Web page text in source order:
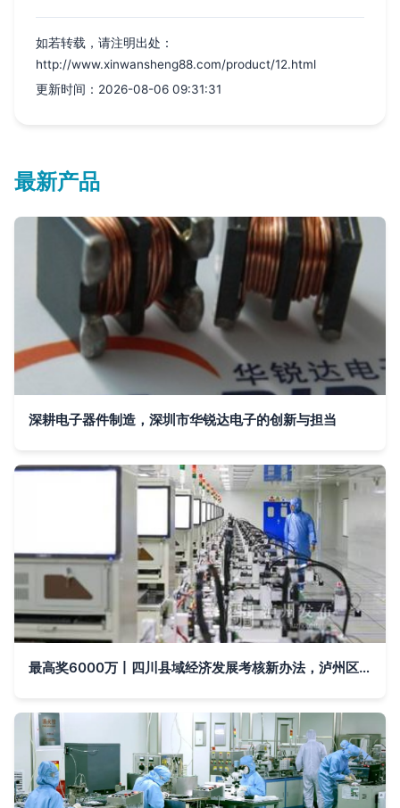
如若转载，请注明出处：
http://www.xinwansheng88.com/product/12.html
更新时间：2026-08-06 09:31:31
最新产品
深耕电子器件制造，深圳市华锐达电子的创新与担当
最高奖6000万丨四川县域经济发展考核新办法，泸州区县你看好谁？电子器件制造的机遇与挑战